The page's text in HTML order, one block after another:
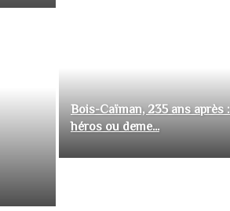
Bois-Caïman, 235 ans après
héros ou deme...